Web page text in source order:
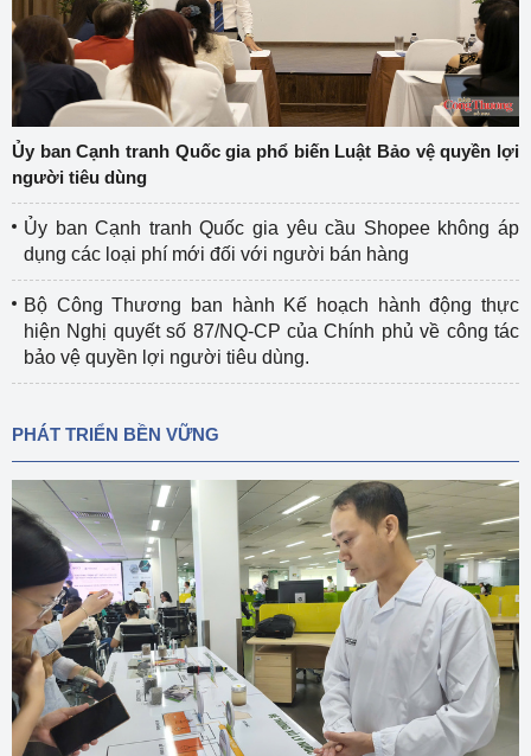
Ủy ban Cạnh tranh Quốc gia phổ biến Luật Bảo vệ quyền lợi
người tiêu dùng
Ủy ban Cạnh tranh Quốc gia yêu cầu Shopee không áp
dụng các loại phí mới đối với người bán hàng
Bộ Công Thương ban hành Kế hoạch hành động thực
hiện Nghị quyết số 87/NQ-CP của Chính phủ về công tác
bảo vệ quyền lợi người tiêu dùng.
PHÁT TRIỂN BỀN VỮNG